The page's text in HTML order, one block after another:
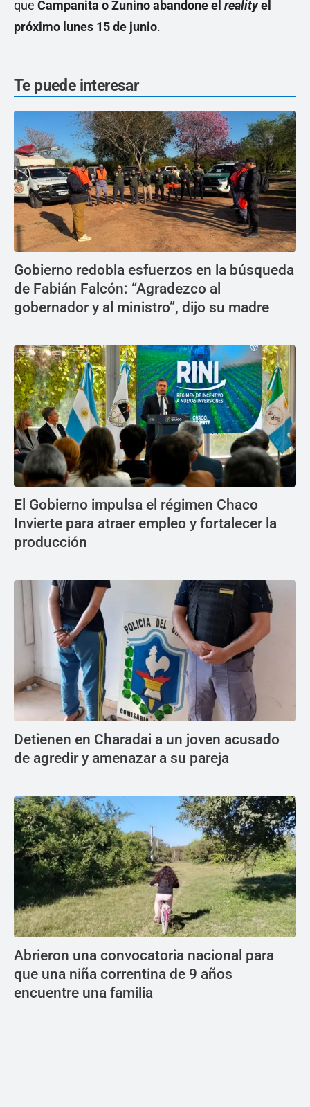
que Campanita o Zunino abandone el realityel
próximo lunes 15 de junio.
Te puede interesar
Gobierno redobla esfuerzos en la búsqueda
de Fabián Falcón: “Agradezco al
gobernador y al ministro”, dijo su madre
El Gobierno impulsa el régimen Chaco
Invierte para atraer empleo y fortalecer la
producción
Detienen en Charadai a un joven acusado
de agredir y amenazar a su pareja
Abrieron una convocatoria nacional para
que una niña correntina de 9 años
encuentre una familia